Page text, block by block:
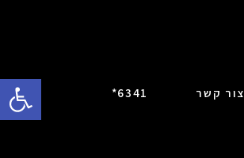
פתח צור קשר 6341*